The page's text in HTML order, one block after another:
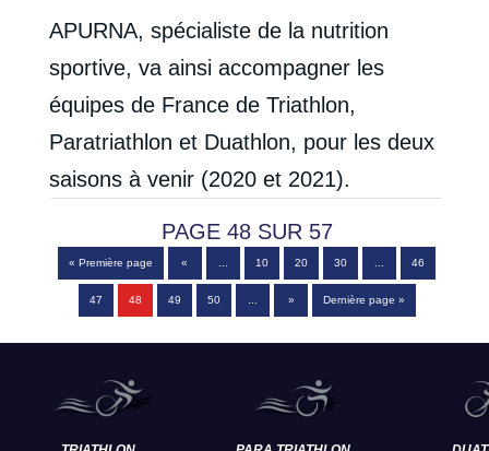
APURNA, spécialiste de la nutrition
sportive, va ainsi accompagner les
équipes de France de Triathlon,
Paratriathlon et Duathlon, pour les deux
saisons à venir (2020 et 2021).
PAGE 48 SUR 57
« Première page « 10 20 30 46
47 48 49 50 » Dernière page »